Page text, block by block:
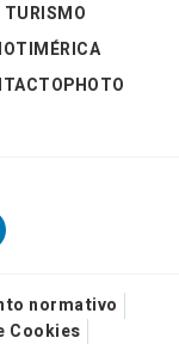
TURISMO
normativo
Cookies